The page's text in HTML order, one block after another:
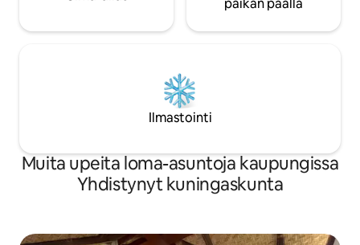
paikan päällä
Ilmastointi
Muita upeita loma-asuntoja kaupungissa
Yhdistynyt kuningaskunta